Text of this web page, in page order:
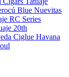
Blue Nuevitas
RC Series
20th
Ciglue Havana